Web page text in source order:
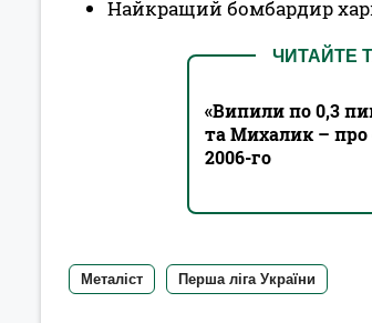
Найкращий бомбардир
ЧИТАЙТЕ
«Випили по 0,3
та Михалик – про
2006-го
Металіст Перша ліга України